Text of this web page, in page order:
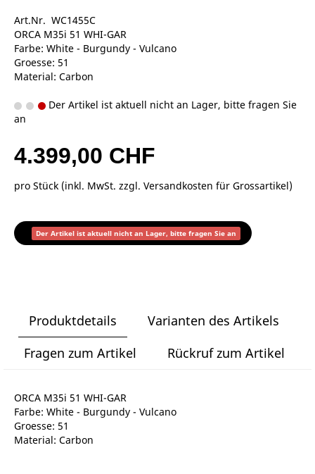
Art.Nr. WC1455C
ORCA M35i 51 WHI-GAR
Farbe: White - Burgundy - Vulcano
Groesse: 51
Material: Carbon
Der Artikel ist aktuell nicht an Lager, bitte fragen Sie
an
4.399,00 CHF
pro Stück (inkl. MwSt. zzgl. Versandkosten für Grossartikel)
Der Artikel ist aktuell nicht an Lager, bitte fragen Sie an
Produktdetails
Varianten des Artikels
Fragen zum Artikel
Rückruf zum Artikel
ORCA M35i 51 WHI-GAR
Farbe: White - Burgundy - Vulcano
Groesse: 51
Material: Carbon